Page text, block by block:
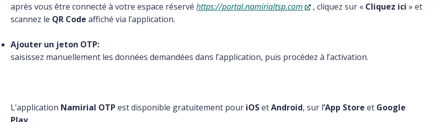
après vous être connecté à votre espace réservéhttps://portal.namirialtsp.com , cliquez sur « Cliquez ici » et
scannez le QR Code affiché via l’application.
Ajouter un jeton OTP:
saisissez manuellement les données demandées dans l’application, puis procédez à l’activation.
L’application Namirial OTP est disponible gratuitement pour iOSetAndroid, sur l’App Store et Google